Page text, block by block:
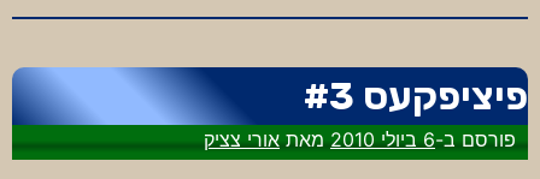
אל
פיציפקעס #3
פורסם ב-6 ביולי 2010 מאתאורי צציק